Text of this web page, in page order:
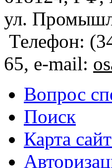
ул.
Телефон:
65, e-mail:
Вопрос
Поиск
Карта